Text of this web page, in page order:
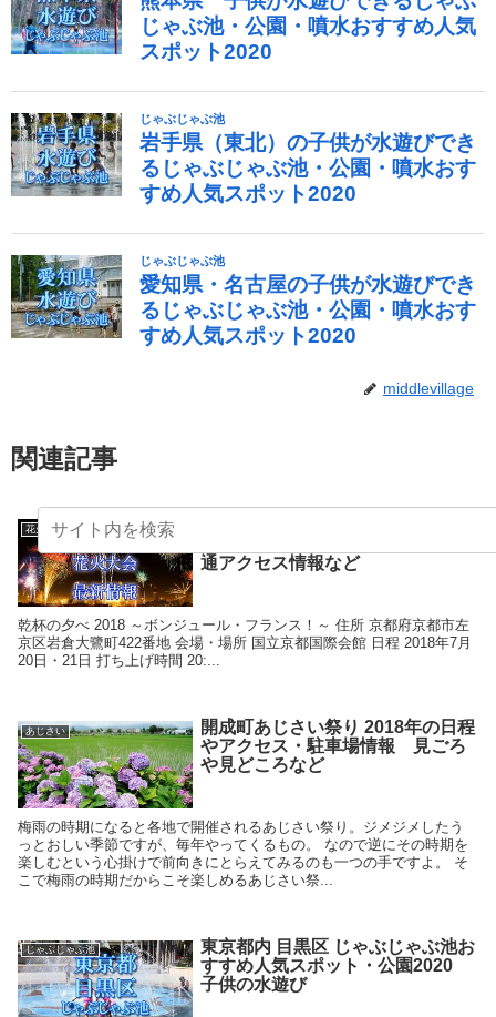
middlevillage
関連記事
花火
通アクセス情報など
乾杯の夕べ 2018 ～ボンジュール・フランス！～ 住所 京都府京都市左
京区岩倉大鷺町422番地 会場・場所 国立京都国際会館 日程 2018年7月
20日・21日 打ち上げ時間 20:...
あじさい
開成町あじさい祭り 2018年の日程
やアクセス・駐車場情報 見ごろ
や見どころなど
梅雨の時期になると各地で開催されるあじさい祭り。ジメジメしたう
っとおしい季節ですが、毎年やってくるもの。 なので逆にその時期を
楽しむという心掛けで前向きにとらえてみるのも一つの手ですよ。 そ
こで梅雨の時期だからこそ楽しめるあじさい祭...
じゃぶじゃぶ池
東京都内 目黒区 じゃぶじゃぶ池お
すすめ人気スポット・公園2020
子供の水遊び